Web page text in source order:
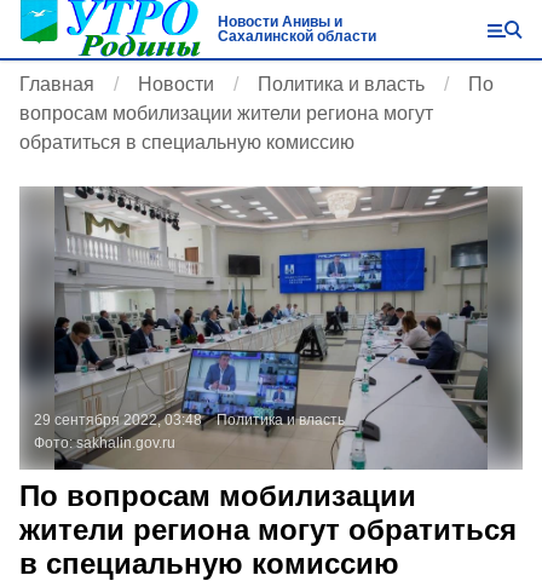
Новости Анивы и
Сахалинской области
Главная Новости Политика и власть
По
вопросам мобилизации жители региона могут
обратиться в специальную комиссию
29 сентября 2022, 03:48
Политика и власть
Фото:sakhalin.gov.ru
По вопросам мобилизации
жители региона могут обратиться
в специальную комиссию